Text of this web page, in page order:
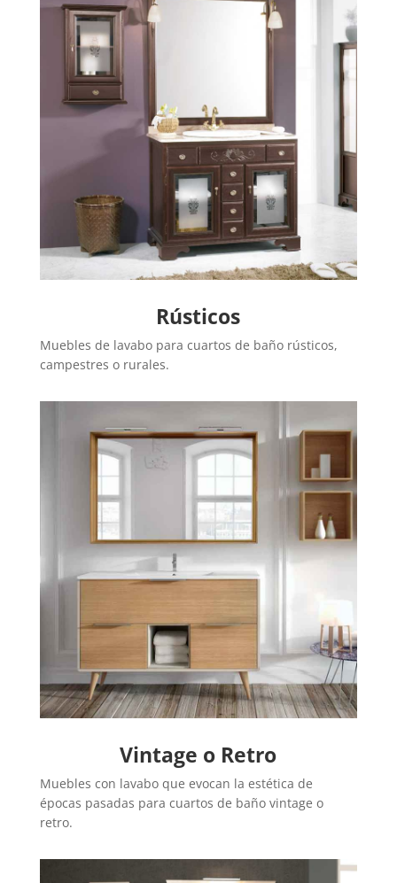
Rústicos
Muebles de lavabo para cuartos de baño rústicos,
campestres o rurales.
Vintage o Retro
Muebles con lavabo que evocan la estética de
épocas pasadas para cuartos de baño vintage o
retro.